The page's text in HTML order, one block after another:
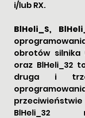
i/lub RX.
BlHeli_S,
obrotów silnika
oraz BlHeli_32
druga i